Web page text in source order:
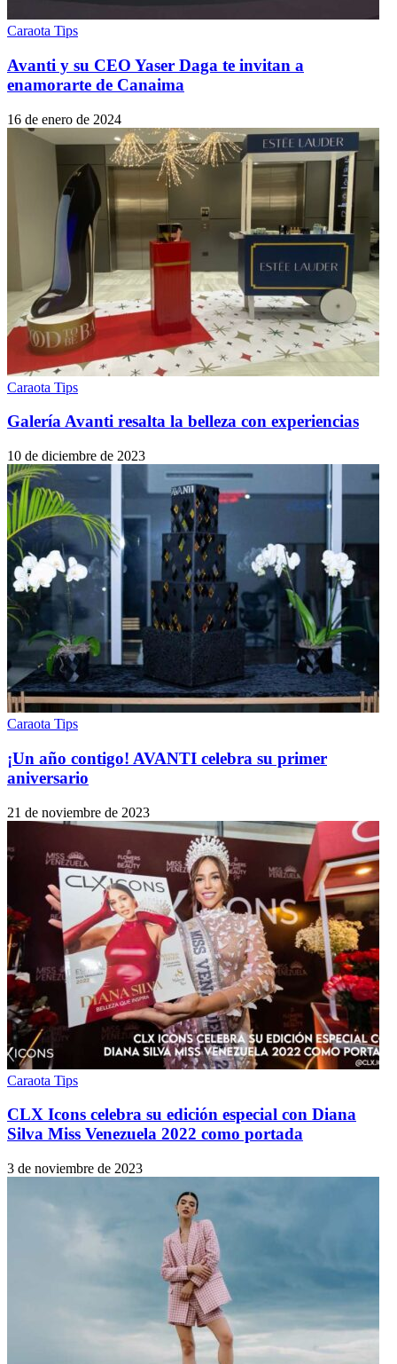
Caraota Tips
Avanti y su CEO Yaser Daga te invitan a
enamorarte de Canaima
16 de enero de 2024
Caraota Tips
Galería Avanti resalta la belleza con experiencias
10 de diciembre de 2023
Caraota Tips
¡Un año contigo! AVANTI celebra su primer
aniversario
21 de noviembre de 2023
Caraota Tips
CLX Icons celebra su edición especial con Diana
Silva Miss Venezuela 2022 como portada
3 de noviembre de 2023